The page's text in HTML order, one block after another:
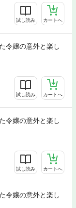
試し読み カートへ
令嬢の意外と楽し
試し読み カートへ
令嬢の意外と楽し
試し読み カートへ
令嬢の意外と楽し